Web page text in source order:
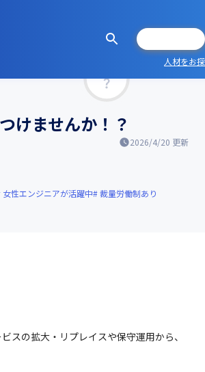
人材をお
けませんか！？
2026/4/20 更新
女性エンジニアが活躍中 裁量労働制あり
スの拡大・リプレイスや保守運用から、